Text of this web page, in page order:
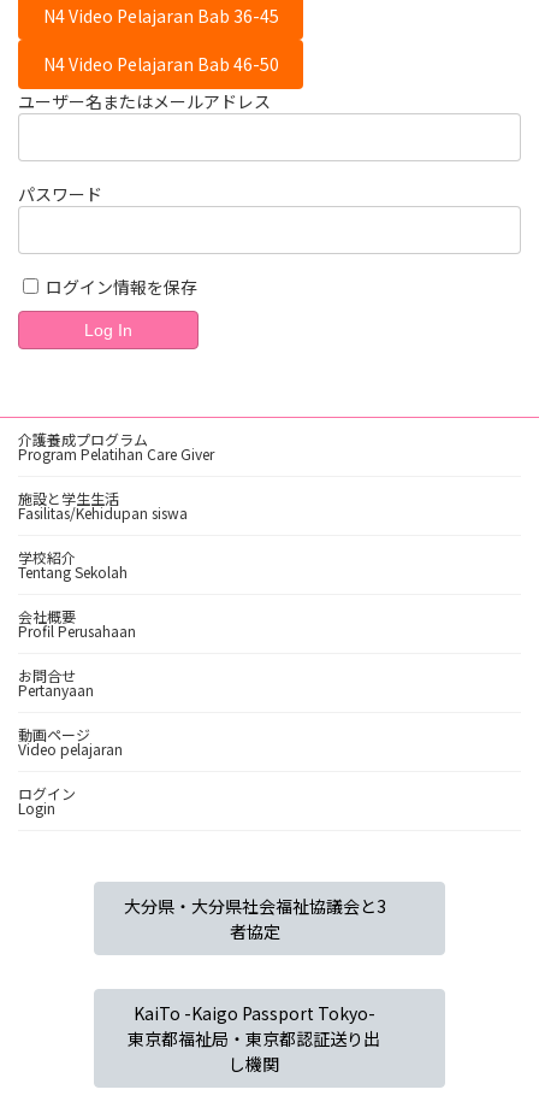
N4 Video Pelajaran Bab 36-45
N4 Video Pelajaran Bab 46-50
ユーザー名またはメールアドレス
パスワード
ログイン情報を保存
介護養成プログラム
Program Pelatihan Care Giver
施設と学生生活
Fasilitas/Kehidupan siswa
学校紹介
Tentang Sekolah
会社概要
Profil Perusahaan
お問合せ
Pertanyaan
動画ページ
Video pelajaran
ログイン
Login
大分県・大分県社会福祉協議会と3
者協定
KaiTo -Kaigo Passport Tokyo-
東京都福祉局・東京都認証送り出
し機関